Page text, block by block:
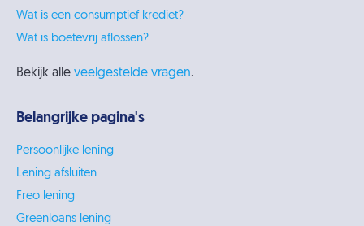
Wat is een consumptief krediet?
Wat is boetevrij aflossen?
Bekijk alle veelgestelde vragen.
Belangrijke pagina's
Persoonlijke lening
Lening afsluiten
Freo lening
Greenloans lening